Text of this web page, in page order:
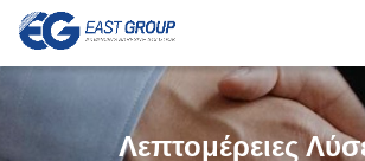
Λεπτομέρειες